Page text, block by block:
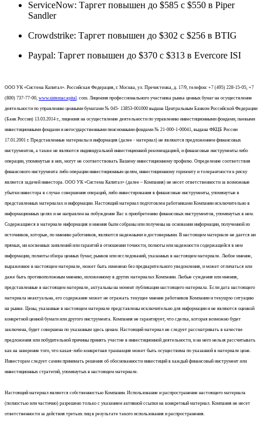
ServiceNow: Таргет повышен до $585 с $550 в Piper
Sandler
Crowdstrike: Таргет повышен до $302 с $256 в BTIG
Paypal: Таргет повышен до $370 с $313 в Evercore ISI
ООО УК «Система Капитал». Российская Федерация, г. Москва, ул. Пречистенка, д. 17/9, телефон: +7 (495) 228-15-05, +7
(800) 737-77-00, www.sistemacapital. com. Лицензия профессионального участника рынка ценных бумаг на осуществление
деятельности по управлению ценными бумагами № 045- 13853-001000 выдана Центральным Банком Российской Федерации
(Банк России) 13.03.2014 г., лицензия на осуществление деятельности по управлению инвестиционными фондами, паевыми
инвестиционными фондами и негосударственными пенсионными фондами № 21-000-1-00041, выдана ФКЦБ России
17.01.2001 г. Представленные материалы и информация (далее - материал) не являются предложением финансовых
инструментов, а также не являются индивидуальной инвестиционной рекомендацией, и финансовые инструменты либо
операции, упомянутые в них, могут не соответствовать Вашему инвестиционному профилю. Определение соответствия
финансового инструмента либо операции инвестиционным целям, инвестиционному горизонту и толерантности к риску
является задачей инвестора. ООО УК «Система Капитал» (далее – Компания) не несет ответственности за возможные
убытки инвестора в случае совершения операций, либо инвестирования в финансовые инструменты, упомянутые в
представленных материалах и информации. Настоящий материал подготовлен работниками Компании исключительно в
информационных целях и не направлен на побуждение Вас к приобретению финансовых инструментов, упомянутых в нем.
Содержащиеся в материале информация и мнения были собраны или получены на основании информации, полученной из
источников, которые, по мнению работников, являются надежными и достоверными. В настоящем материале не дается ни
прямых, ни косвенных заявлений или гарантий в отношении точности, полноты или надежности содержащейся в нем
информации, полноты обзора ценных бумаг, рынков или исследований, указанных в настоящем материале. Любое мнение,
выраженное в настоящем материале, может быть изменено без предварительного уведомления, и может отличаться или
даже быть противоположным мнению, изложенному в других материалах Компании. Любые суждения или мнения,
представленные в настоящем материале, актуальны на момент публикации настоящего материала. Если дата настоящего
материала неактуальна, его содержание может не отражать текущее мнение работников Компании и текущую ситуацию
на рынке. Цены, указанные в настоящем материале представлены исключительно для информации и не являются оценкой
конкретной ценной бумаги или другого инструмента. Компания не гарантирует, что сделка, которая возможно будет
заключена, будет совершена по указанным здесь ценам. Настоящий материал не следует рассматривать в качестве
предложения или побудительной причины принять участие в инвестиционной деятельности, и на него нельзя рассчитывать
как на заверение того, что какая-либо конкретная транзакция может быть осуществима по указанной в материале цене.
Инвесторам следует самим принимать решения об обоснованности инвестиций в каждый финансовый инструмент или
инвестиционных стратегий, упомянутых в настоящем материале.
Настоящий материал является собственностью Компании. Использование и распространение настоящего материала
(полностью или частично) разрешено только с указанием активной ссылки на конкретный материал. Компания не несет
ответственности за действия третьих лиц в результате такого использования и распространения.